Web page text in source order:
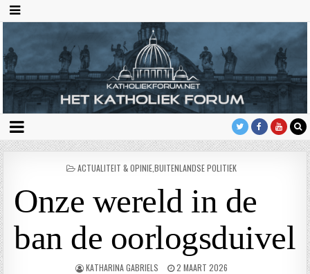
GEPLAATST
ACTUALITEIT & OPINIEBUITENLANDSE POLITIEK
Onze wereld in de
ban de oorlogsduivel
KATHARINA GABRIELS 2 MAART 2026